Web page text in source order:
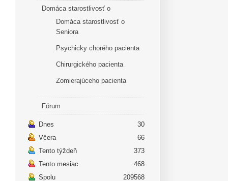
Domáca starostlivosť o
Domáca starostlivosť o
Seniora
Psychicky chorého pacienta
Chirurgického pacienta
Zomierajúceho pacienta
Fórum
Dnes
30
Včera
66
Tento týždeň
373
Tento mesiac
468
Spolu
209568